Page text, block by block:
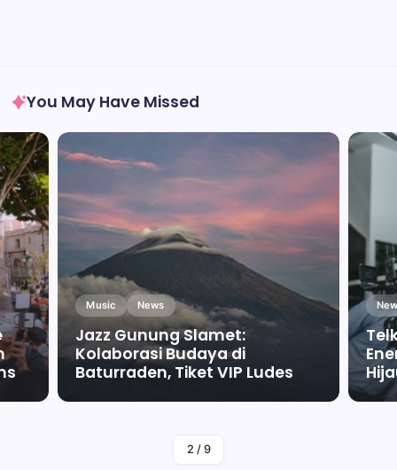
You May Have Missed
Music News
Jazz Gunung Slamet:
Kolaborasi Budaya di
Baturraden, Tiket VIP Ludes
By Falah Malaika Az Zahra
2 / 9